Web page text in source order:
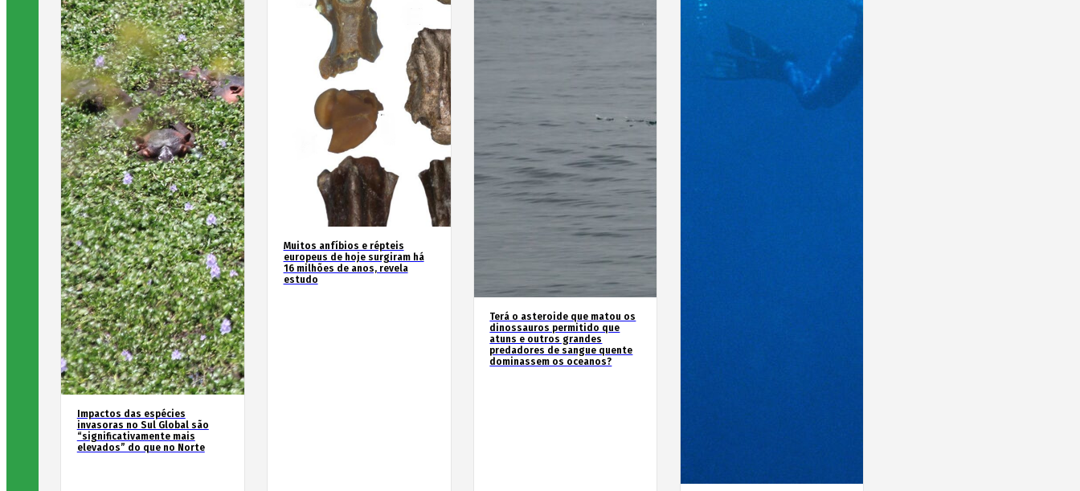
Impactos das espécies
invasoras no Sul Global são
“significativamente mais
elevados” do que no Norte
Muitos anfíbios e répteis
europeus de hoje surgiram há
16 milhões de anos, revela
estudo
Terá o asteroide que matou os
dinossauros permitido que
atuns e outros grandes
predadores de sangue quente
dominassem os oceanos?